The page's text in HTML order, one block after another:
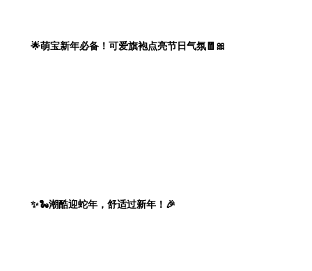
🌟萌宝新年必备！可爱旗袍点亮节日气氛🧧🎀
✨🐍潮酷迎蛇年，舒适过新年！🎉